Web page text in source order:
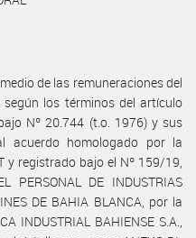
de las remuneraciones del
los términos del artículo
Nº 20.744 (t.o. 1976) y sus
acuerdo homologado por la
y registrado bajo el Nº 159/19,
PERSONAL DE INDUSTRIAS
DE BAHIA BLANCA, por la
INDUSTRIAL BAHIENSE S.A.,